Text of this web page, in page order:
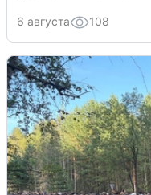
6 августа 108